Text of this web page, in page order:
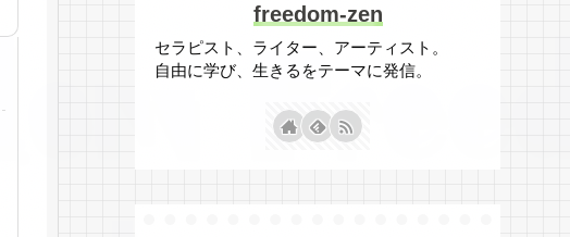
freedom-zen
セラピスト、ライター、アーティスト。
自由に学び、生きるをテーマに発信。